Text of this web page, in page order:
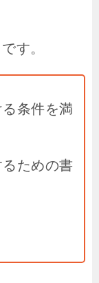
す。
条件を満
ための書